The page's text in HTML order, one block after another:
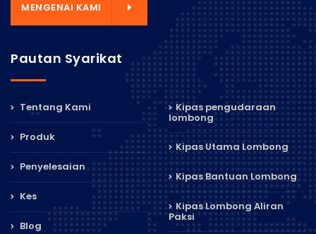
MENGENAI KAMI
Pautan Syarikat
Tentang Kami
Produk
Penyelesaian
Kes
Blog
Kipas pengudaraan
lombong
Kipas Utama Lombong
Kipas Bantuan Lombong
Kipas Lombong Aliran
Paksi